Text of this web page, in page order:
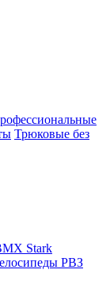
Трюковые без
Stark
РВЗ